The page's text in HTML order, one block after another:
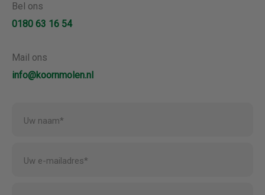
Bel ons
0180 63 16 54
Mail ons
info@koornmolen.nl
Uw naam*
Uw e-mailadres*